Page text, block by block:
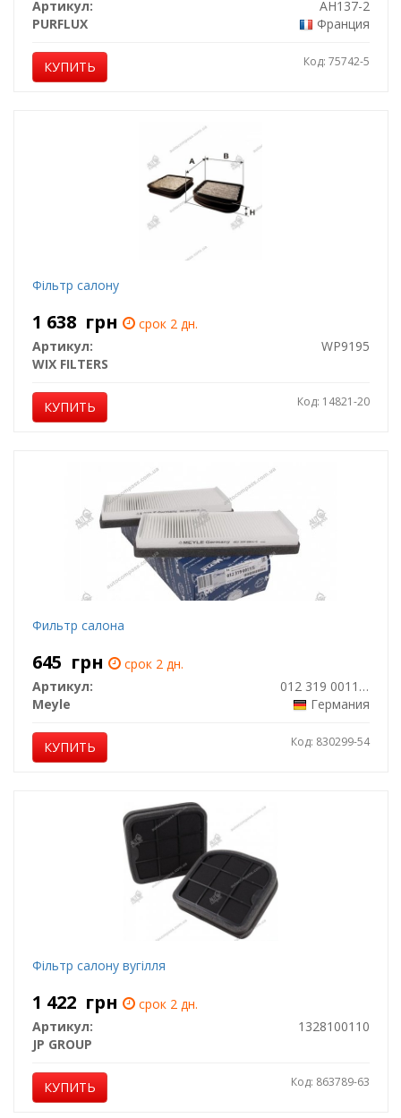
Артикул:
AH137-2
PURFLUX
Франция
КУПИТЬ Код: 75742-5
Фільтр салону
1 638 грн
срок 2 дн.
Артикул:
WP9195
WIX FILTERS
КУПИТЬ Код: 14821-20
Фильтр салона
645 грн
срок 2 дн.
Артикул:
012 319 0011/S
Meyle
Германия
КУПИТЬ Код: 830299-54
Фільтр салону вугілля
1 422 грн
срок 2 дн.
Артикул:
1328100110
JP GROUP
КУПИТЬ Код: 863789-63